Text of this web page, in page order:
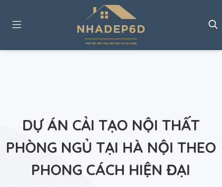
DỰ ÁN CẢI TẠO NỘI THẤT
PHÒNG NGỦ TẠI HÀ NỘI THEO
PHONG CÁCH HIỆN ĐẠI